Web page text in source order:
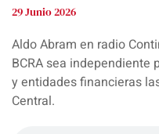
29 Junio 2026
Aldo Abram en radio
BCRA sea independiente
y entidades financieras
Central.